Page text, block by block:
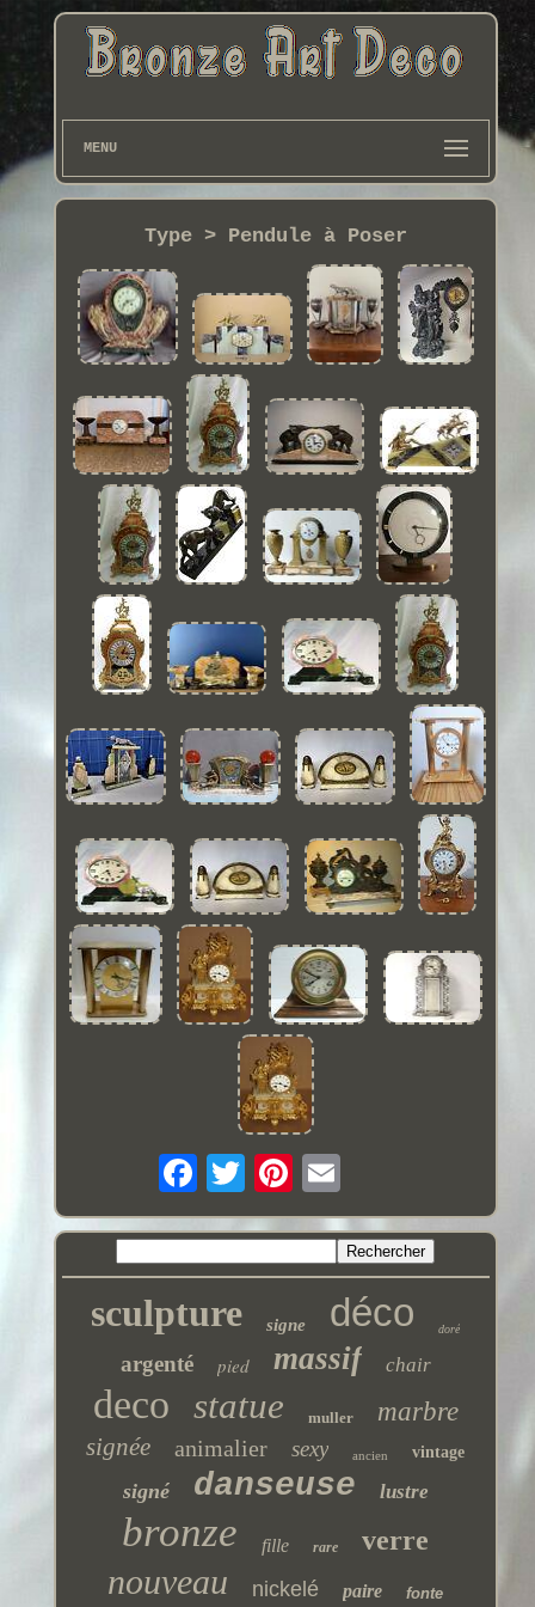
MENU
Type > Pendule à Poser
sculpture signe déco doré
argenté pied massif chair
deco statue muller marbre
signée animalier sexy ancien vintage
signé danseuse lustre
bronze fille rare verre
nouveau nickelé paire fonte